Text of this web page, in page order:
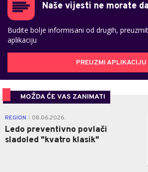
Naše vijesti ne morate
Budite bolje informisani od drugih,
aplikaciju
PREUZMI APLIKACIJU
MOŽDA ĆE VAS ZANIMATI
REGION 08.06.2026.
Ledo preventivno povlači
sladoled "kvatro klasik"